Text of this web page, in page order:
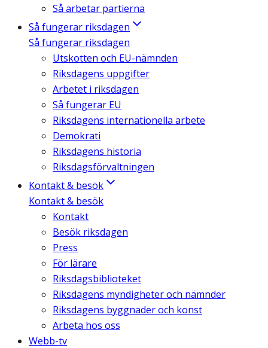
Så arbetar partierna
Så fungerar riksdagen
Så fungerar riksdagen
Utskotten och EU-nämnden
Riksdagens uppgifter
Arbetet i riksdagen
Så fungerar EU
Riksdagens internationella arbete
Demokrati
Riksdagens historia
Riksdagsförvaltningen
Kontakt & besök
Kontakt & besök
Kontakt
Besök riksdagen
Press
För lärare
Riksdagsbiblioteket
Riksdagens myndigheter och nämnder
Riksdagens byggnader och konst
Arbeta hos oss
Webb-tv